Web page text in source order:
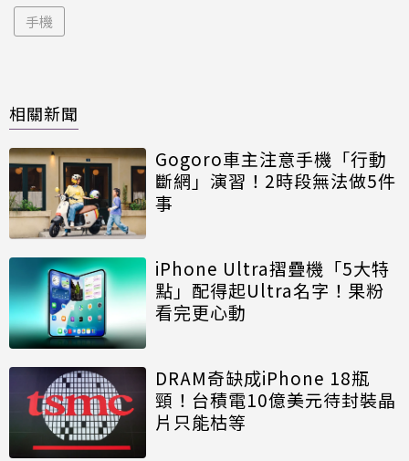
手機
相關新聞
Gogoro車主注意手機「行動
斷網」演習！2時段無法做5件
事
iPhone Ultra摺疊機「5大特
點」配得起Ultra名字！果粉
看完更心動
DRAM奇缺成iPhone 18瓶
頸！台積電10億美元待封裝晶
片只能枯等